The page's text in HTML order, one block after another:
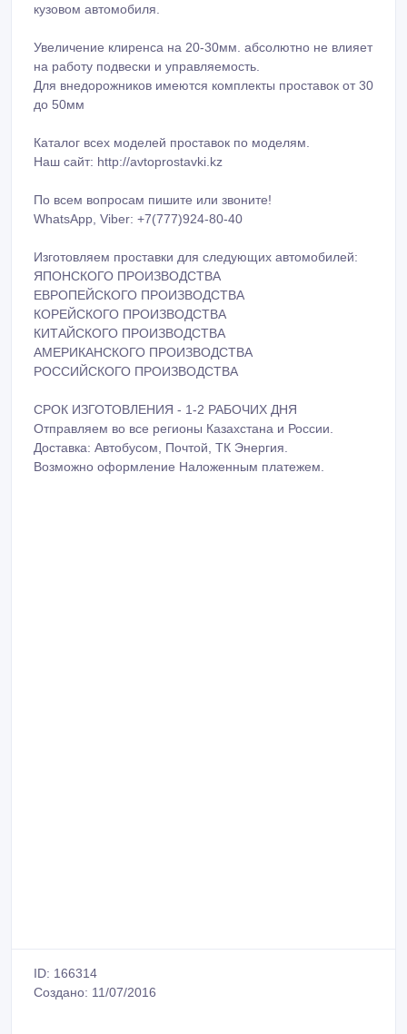
кузовом автомобиля.
Увеличение клиренса на 20-30мм. абсолютно не влияет
на работу подвески и управляемость.
Для внедорожников имеются комплекты проставок от 30
до 50мм
Каталог всех моделей проставок по моделям.
Наш сайт: http://avtoprostavki.kz
По всем вопросам пишите или звоните!
WhatsApp, Viber: +7(777)924-80-40
Изготовляем проставки для следующих автомобилей:
ЯПОНСКОГО ПРОИЗВОДСТВА
ЕВРОПЕЙСКОГО ПРОИЗВОДСТВА
КОРЕЙСКОГО ПРОИЗВОДСТВА
КИТАЙСКОГО ПРОИЗВОДСТВА
АМЕРИКАНСКОГО ПРОИЗВОДСТВА
РОССИЙСКОГО ПРОИЗВОДСТВА
СРОК ИЗГОТОВЛЕНИЯ - 1-2 РАБОЧИХ ДНЯ
Отправляем во все регионы Казахстана и России.
Доставка: Автобусом, Почтой, ТК Энергия.
Возможно оформление Наложенным платежем.
ID: 166314
Создано: 11/07/2016